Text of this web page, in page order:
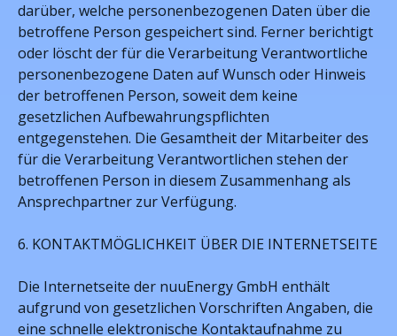
darüber, welche personenbezogenen Daten über die
betroffene Person gespeichert sind. Ferner berichtigt
oder löscht der für die Verarbeitung Verantwortliche
personenbezogene Daten auf Wunsch oder Hinweis
der betroffenen Person, soweit dem keine
gesetzlichen Aufbewahrungspflichten
entgegenstehen. Die Gesamtheit der Mitarbeiter des
für die Verarbeitung Verantwortlichen stehen der
betroffenen Person in diesem Zusammenhang als
Ansprechpartner zur Verfügung.
6. KONTAKTMÖGLICHKEIT ÜBER DIE INTERNETSEITE
Die Internetseite der nuuEnergy GmbH enthält
aufgrund von gesetzlichen Vorschriften Angaben, die
eine schnelle elektronische Kontaktaufnahme zu